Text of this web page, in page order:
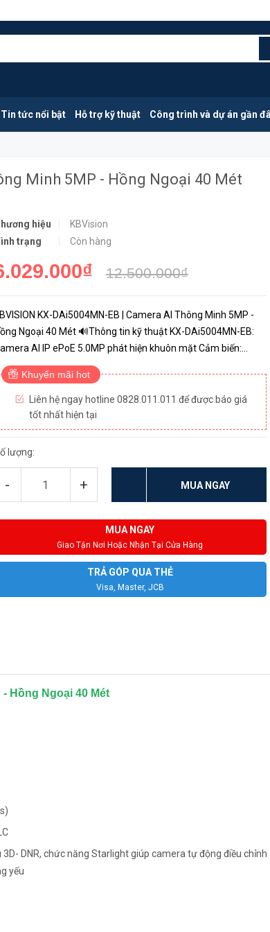
Tin tức nổi bật Hỗ trợ kỹ thuật Công trình và dự án gần
Minh 5MP - Hồng Ngoại 40 Mét
hiệu
KBVision
trạng
Còn hàng
12.500.000₫
KX-DAi5004MN-EB | Camera AI Thông Minh 5MP -
Ngoại 40 Mét 🔊Thông tin kỹ thuật KX-DAi5004MN-EB:
AI IP ePoE 5.0MP phát hiện khuôn mặt Cảm biến:
2.7" Sony Starvis 5.0Mp Chuẩn nén hình ảnh: H.265+/H.264+
phân giải: 5MP...
Khuyến mãi hot
Liên hệ ngay hotline 0828.011.011 để được báo giá
tốt nhất hiện tại
lượng:
- + MUA NGAY
MUA NGAY
Giao Tận Nơi Hoặc Nhận Tại Cửa Hàng
TRẢ GÓP QUA THẺ
Visa, Master, JCB
MUA NGAY
- Hồng Ngoại 40 Mét
DNR, chức năng Starlight giúp camera tự động điều chỉnh
yếu